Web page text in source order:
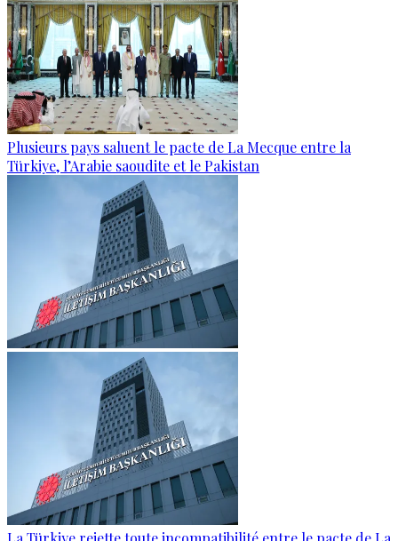
Plusieurs pays saluent le pacte de La Mecque entre la
Türkiye, l’Arabie saoudite et le Pakistan